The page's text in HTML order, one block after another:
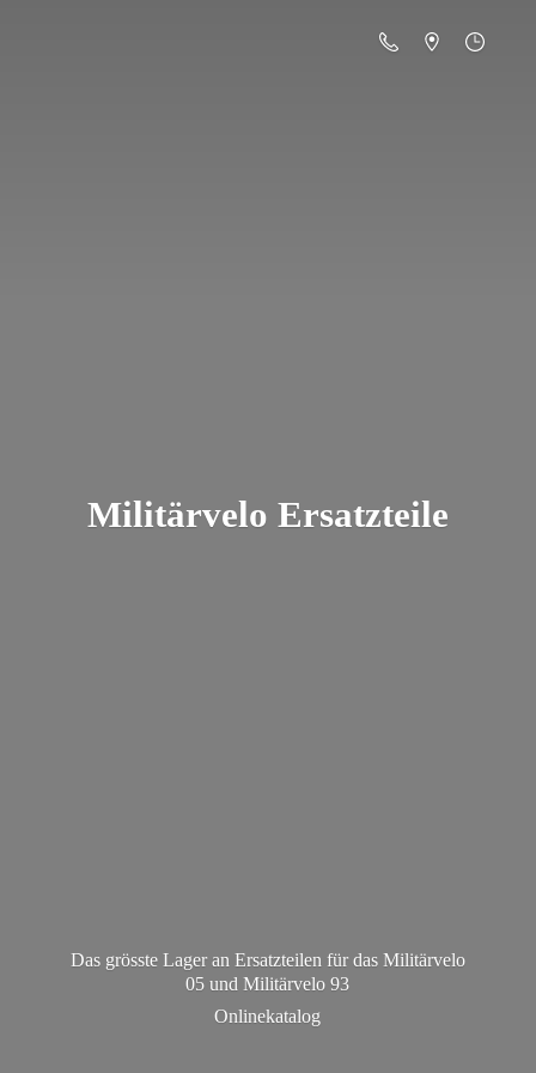
Militärvelo Ersatzteile
Das grösste Lager an Ersatzteilen für das Militärvelo
05 und Militärvelo 93
Onlinekatalog